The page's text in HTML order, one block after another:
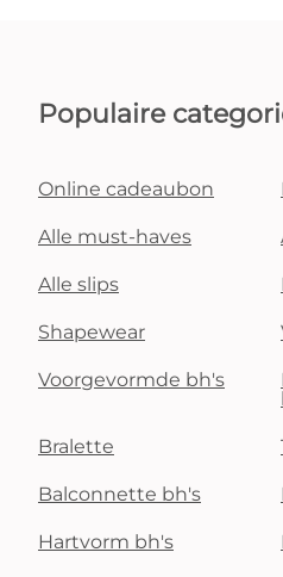
Populaire
Online cadeaubon
Alle must-haves
Alle slips
Shapewear
Voorgevormde bh's
Bralette
Balconnette bh's
Hartvorm bh's